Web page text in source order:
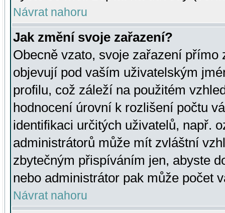
Návrat nahoru
Jak změní svoje zařazení?
Obecně vzato, svoje zařazení přímo
objevují pod vaším uživatelským
profilu, což záleží na použitém
hodnocení úrovní k rozlišení počtu
identifikaci určitých uživatelů, např.
administrátorů může mít zvláštní
zbytečným přispíváním jen, abyste
nebo administrátor pak může počet
Návrat nahoru